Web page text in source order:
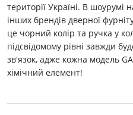
території Україні. В шоурумі
інших брендів дверної
це чорний колір та ручка у
підсвідомому рівні завжди
зв'язок, адже кожна модель
хімічний елемент!